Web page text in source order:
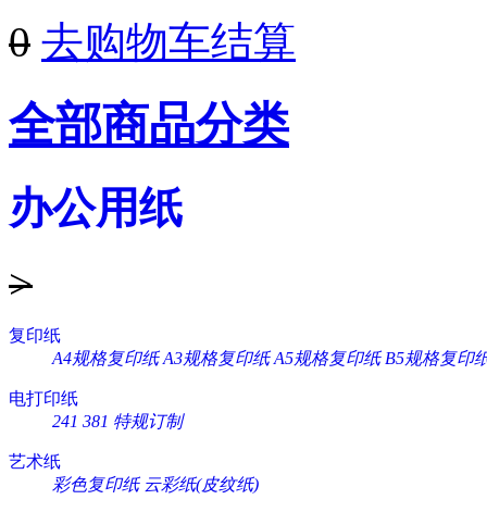
0 去购物车结算
全部商品分类
办公用纸
>
复印纸
A4规格复印纸 A3规格复印纸 A5规格复印纸 B5规格复印
电打印纸
241 381 特规订制
艺术纸
彩色复印纸 云彩纸(皮纹纸)